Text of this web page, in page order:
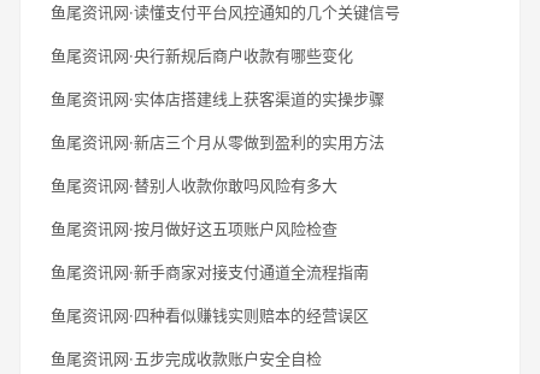
鱼尾资讯网·读懂支付平台风控通知的几个关键信号
鱼尾资讯网·央行新规后商户收款有哪些变化
鱼尾资讯网·实体店搭建线上获客渠道的实操步骤
鱼尾资讯网·新店三个月从零做到盈利的实用方法
鱼尾资讯网·替别人收款你敢吗风险有多大
鱼尾资讯网·按月做好这五项账户风险检查
鱼尾资讯网·新手商家对接支付通道全流程指南
鱼尾资讯网·四种看似赚钱实则赔本的经营误区
鱼尾资讯网·五步完成收款账户安全自检